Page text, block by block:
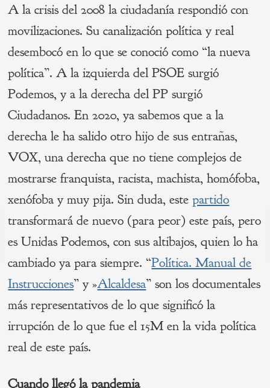
A la crisis del 2008 la ciudadanía respondió con
movilizaciones. Su canalización política y real
desembocó en lo que se conoció como “la nueva
política”. A la izquierda del PSOE surgió
Podemos, y a la derecha del PP surgió
Ciudadanos. En 2020, ya sabemos que a la
derecha le ha salido otro hijo de sus entrañas,
VOX, una derecha que no tiene complejos de
mostrarse franquista, racista, machista, homófoba,
xenófoba y muy pija. Sin duda, estepartido
transformará de nuevo (para peor) este país, pero
es Unidas Podemos, con sus altibajos, quien lo ha
cambiado ya para siempre. “Política. Manual de
Instrucciones” y »Alcaldesa” son los documentales
más representativos de lo que significó la
irrupción de lo que fue el 15M en la vida política
real de este país.
Cuando llegó lapandemia
Navegación
de
entradas